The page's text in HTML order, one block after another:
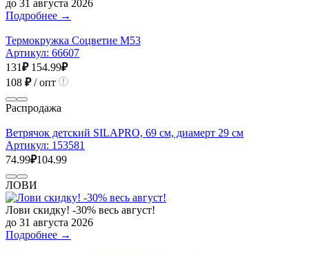
до 31 августа 2026
Подробнее →
Термокружка Соцветие М53
Артикул: 66607
131₽ 154.99₽
108 ₽/ опт
Распродажа
Ветрячок детский SILAPRO, 69 см, диамерт 29 см
Артикул: 153581
74.99₽104.99
ЛОВИ
Лови скидку! -30% весь август!
до 31 августа 2026
Подробнее →